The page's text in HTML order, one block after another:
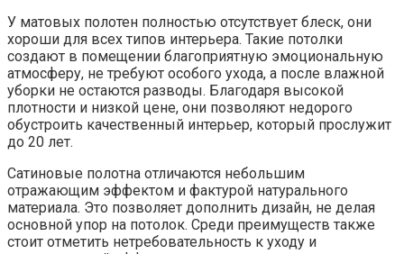
У матовых полотен полностью отсутствует блеск, они
хороши для всех типов интерьера. Такие потолки
создают в помещении благоприятную эмоциональную
атмосферу, не требуют особого ухода, а после влажной
уборки не остаются разводы. Благодаря высокой
плотности и низкой цене, они позволяют недорого
обустроить качественный интерьер, который прослужит
до 20 лет.
Сатиновые полотна отличаются небольшим
отражающим эффектом и фактурой натурального
материала. Это позволяет дополнить дизайн, не делая
основной упор на потолок. Среди преимуществ также
стоит отметить нетребовательность к уходу и